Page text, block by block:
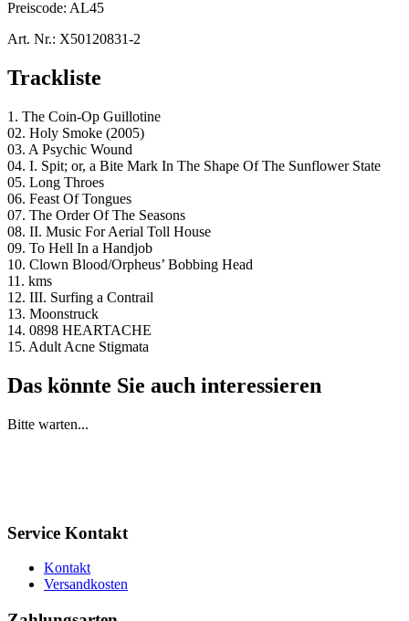
Preiscode: AL45
Art. Nr.: X50120831-2
Trackliste
1. The Coin-Op Guillotine
02. Holy Smoke (2005)
03. A Psychic Wound
04. I. Spit; or, a Bite Mark In The Shape Of The Sunflower State
05. Long Throes
06. Feast Of Tongues
07. The Order Of The Seasons
08. II. Music For Aerial Toll House
09. To Hell In a Handjob
10. Clown Blood/Orpheus’ Bobbing Head
11. kms
12. III. Surfing a Contrail
13. Moonstruck
14. 0898 HEARTACHE
15. Adult Acne Stigmata
Das könnte Sie auch interessieren
Bitte warten...
Service Kontakt
Kontakt
Versandkosten